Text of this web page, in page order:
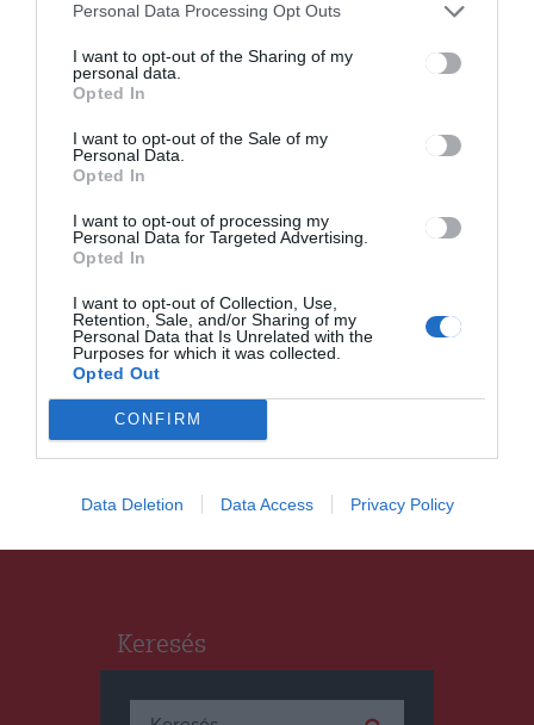
Personal Data Processing Opt Outs
I want to opt-out of the Sharing of my
personal data.
Opted In
I want to opt-out of the Sale of my
Personal Data.
Opted In
I want to opt-out of processing my
Personal Data for Targeted Advertising.
Opted In
I want to opt-out of Collection, Use,
Retention, Sale, and/or Sharing of my
Personal Data that Is Unrelated with the
Purposes for which it was collected.
Opted Out
CONFIRM
Data Deletion Data Access Privacy Policy
CSÍKSZÉK
MAROSSZÉK
Viharosra fordul az idő a nap
hátralevő részében
HÍRLISTA
parkban
Keresés
Keresés: